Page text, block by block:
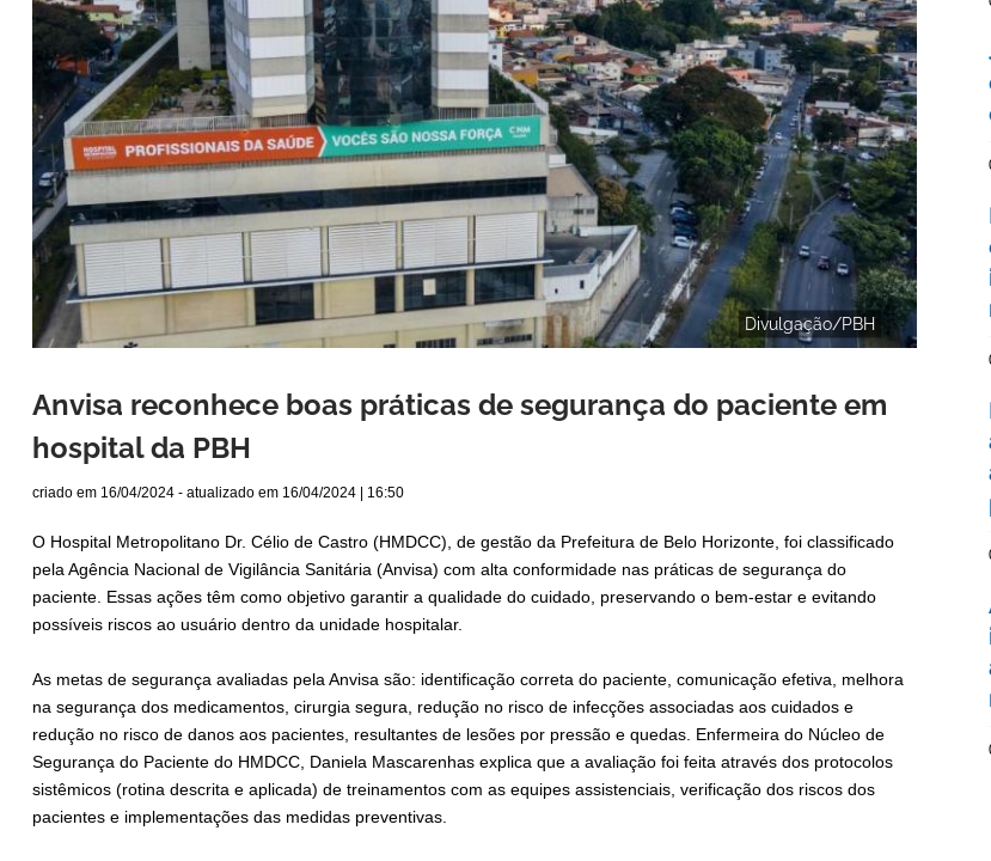
Divulgação/PBH
Anvisa reconhece boas práticas de segurança do paciente em
hospital da PBH
criado em 16/04/2024 - atualizado em 16/04/2024 | 16:50
O Hospital Metropolitano Dr. Célio de Castro (HMDCC), de gestão da Prefeitura de Belo Horizonte, foi classificado
pela Agência Nacional de Vigilância Sanitária (Anvisa) com alta conformidade nas práticas de segurança do
paciente. Essas ações têm como objetivo garantir a qualidade do cuidado, preservando o bem-estar e evitando
possíveis riscos ao usuário dentro da unidade hospitalar.
As metas de segurança avaliadas pela Anvisa são: identificação correta do paciente, comunicação efetiva, melhora
na segurança dos medicamentos, cirurgia segura, redução no risco de infecções associadas aos cuidados e
redução no risco de danos aos pacientes, resultantes de lesões por pressão e quedas. Enfermeira do Núcleo de
Segurança do Paciente do HMDCC, Daniela Mascarenhas explica que a avaliação foi feita através dos protocolos
sistêmicos (rotina descrita e aplicada) de treinamentos com as equipes assistenciais, verificação dos riscos dos
pacientes e implementações das medidas preventivas.